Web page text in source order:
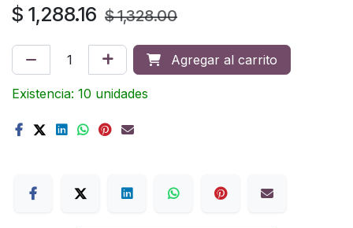
$ 1,288.16 $1,328.00
Agregar al carrito
Existencia: 10 unidades